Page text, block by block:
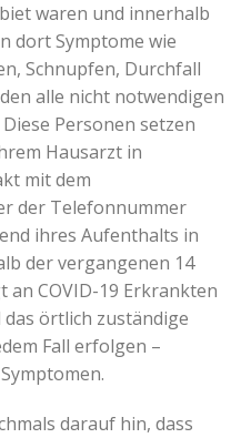
waren und innerhalb
dort Symptome wie
Schnupfen, Durchfall
alle nicht notwendigen
Personen setzen
Hausarzt in
mit dem
der Telefonnummer
ihres Aufenthalts in
der vergangenen 14
COVID-19 Erkrankten
örtlich zuständige
Fall erfolgen –
darauf hin, dass